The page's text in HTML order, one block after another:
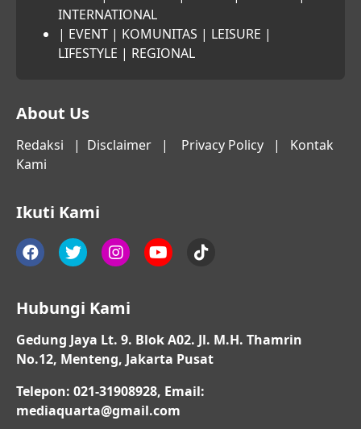
INTERNATIONAL
| EVENT | KOMUNITAS | LEISURE |
LIFESTYLE | REGIONAL
About Us
Redaksi | Disclaimer | Privacy Policy | Kontak
Kami
Ikuti Kami
Hubungi Kami
Gedung Jaya Lt. 9. Blok A02. Jl. M.H. Thamrin
No.12, Menteng, Jakarta Pusat
Telepon: 021-31908928, Email:
mediaquarta@gmail.com